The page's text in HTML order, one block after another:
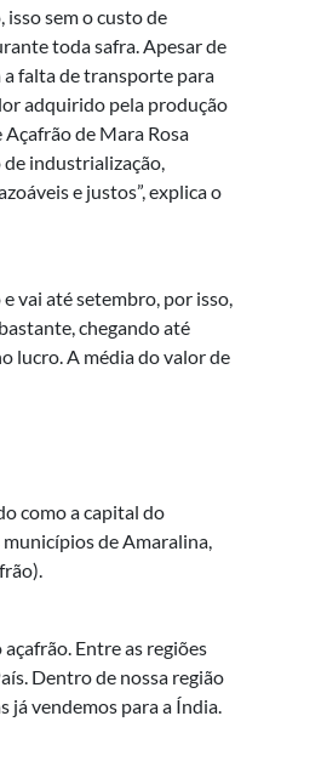
sem o custo de
toda safra. Apesar de
a falta de transporte para
adquirido pela produção
de Mara Rosa
industrialização,
e justos”, explica o
vai até setembro, por isso,
chegando até
lucro. A média do valor de
como a capital do
de Amaralina,
Entre as regiões
Dentro de nossa região
já vendemos para a Índia.